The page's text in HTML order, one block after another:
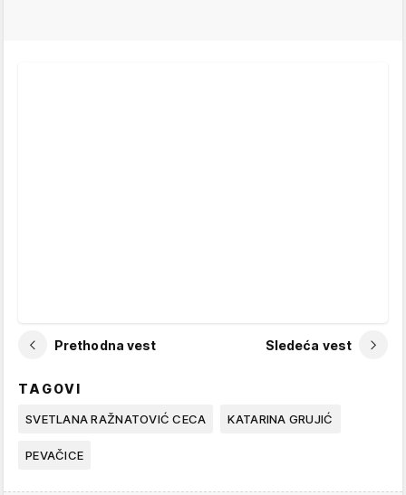
Prethodna vest Sledeća vest
TAGOVI
SVETLANA RAŽNATOVIĆ CECA KATARINA GRUJIĆ
PEVAČICE